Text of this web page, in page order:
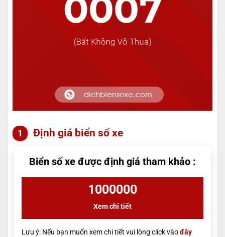
Định giá biển số xe
Biển số xe được định giá tham khảo :
1000000
Xem chi tiết
Lưu ý: Nếu bạn muốn xem chi tiết vui lòng click vàođây